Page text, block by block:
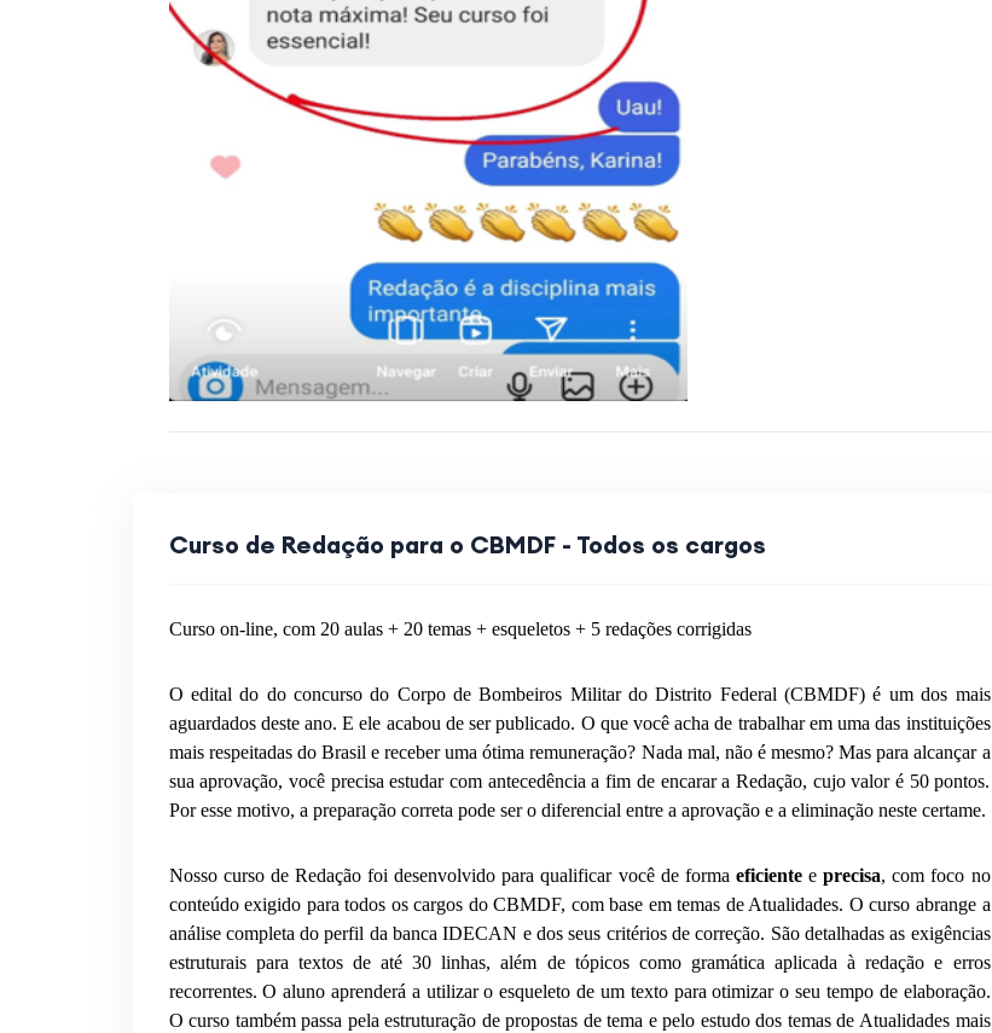
Curso de Redação para o CBMDF - Todos os cargos
Curso on-line, com 20 aulas + 20 temas + esqueletos + 5 redações corrigidas
O edital do do concurso do Corpo de Bombeiros Militar do Distrito Federal (CBMDF) é um dos mais
aguardados deste ano. E ele acabou de ser publicado. O que você acha de trabalhar em uma das instituições
mais respeitadas do Brasil e receber uma ótima remuneração? Nada mal, não é mesmo? Mas para alcançar a
sua aprovação, você precisa estudar com antecedência a fim de encarar a Redação, cujo valor é 50 pontos.
Por esse motivo, a preparação correta pode ser o diferencial entre a aprovação e a eliminação neste certame.
Nosso curso de Redação foi desenvolvido para qualificar você de forma eficienteeprecisa, com foco no
conteúdo exigido para todos os cargos do CBMDF, com base em temas de Atualidades. O curso abrange a
análise completa do perfil da banca IDECAN e dos seus critérios de correção. São detalhadas as exigências
estruturais para textos de até 30 linhas, além de tópicos como gramática aplicada à redação e erros
recorrentes. O aluno aprenderá a utilizar o esqueleto de um texto para otimizar o seu tempo de elaboração.
O curso também passa pela estruturação de propostas de tema e pelo estudo dos temas de Atualidades mais